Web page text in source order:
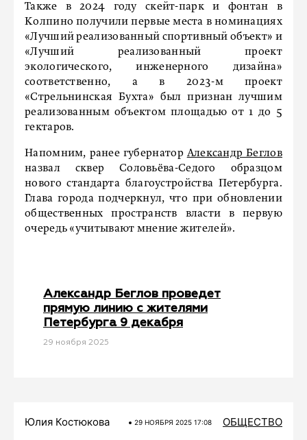
Также в 2024 году скейт-парк и фонтан в
Колпино получили первые места в номинациях
«Лучший реализованный спортивный объект» и
«Лучший реализованный проект
экологического, инженерного дизайна»
соответственно, а в 2023-м проект
«Стрельнинская Бухта» был признан лучшим
реализованным объектом площадью от 1 до 5
гектаров.
Напомним, ранее губернатор Александр Беглов
назвал сквер Соловьёва-Седого образцом
нового стандарта благоустройства Петербурга.
Глава города подчеркнул, что при обновлении
общественных пространств власти в первую
очередь «учитывают мнение жителей».
Александр Беглов проведет
прямую линию с жителями
Петербурга 9 декабря
29 ноября 2025
Юлия Костюкова 29 НОЯБРЯ 2025 17:08 ОБЩЕСТВО